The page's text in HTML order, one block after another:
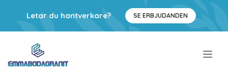
Letar du hantverkare? SE ERBJUDANDEN